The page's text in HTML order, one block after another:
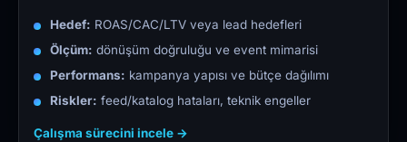
Hedef: ROAS/CAC/LTV veya lead hedefleri
Ölçüm: dönüşüm doğruluğu ve event mimarisi
Performans: kampanya yapısı ve bütçe dağılımı
Riskler: feed/katalog hataları, teknik engeller
Çalışma sürecini incele →